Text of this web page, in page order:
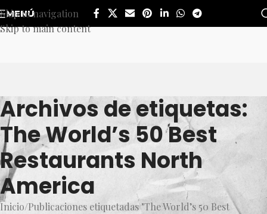
Skip to navigation
Skip to main content
MENÚ
Archivos de etiquetas:
The World’s 50 Best
Restaurants North
America
Inicio Publicaciones etiquetadas "The World’s 50 Best